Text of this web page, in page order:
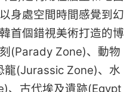
身處空間時間感覺到幻
首個錯視美術打造的博
(Parady Zone)、動物
龍(Jurassic Zone)、水
、古代埃及遺跡(Egypt